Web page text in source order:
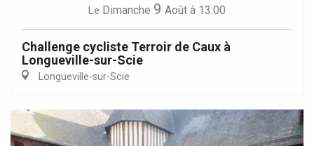
Le Dimanche 9 Août à 13:00
Challenge cycliste Terroir de Caux à
Longueville-sur-Scie
Longueville-sur-Scie